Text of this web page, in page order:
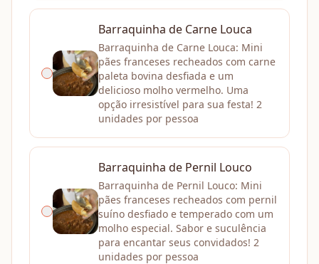
Barraquinha de Carne Louca
Barraquinha de Carne Louca: Mini
pães franceses recheados com carne
paleta bovina desfiada e um
delicioso molho vermelho. Uma
opção irresistível para sua festa! 2
unidades por pessoa
Barraquinha de Pernil Louco
Barraquinha de Pernil Louco: Mini
pães franceses recheados com pernil
suíno desfiado e temperado com um
molho especial. Sabor e suculência
para encantar seus convidados! 2
unidades por pessoa